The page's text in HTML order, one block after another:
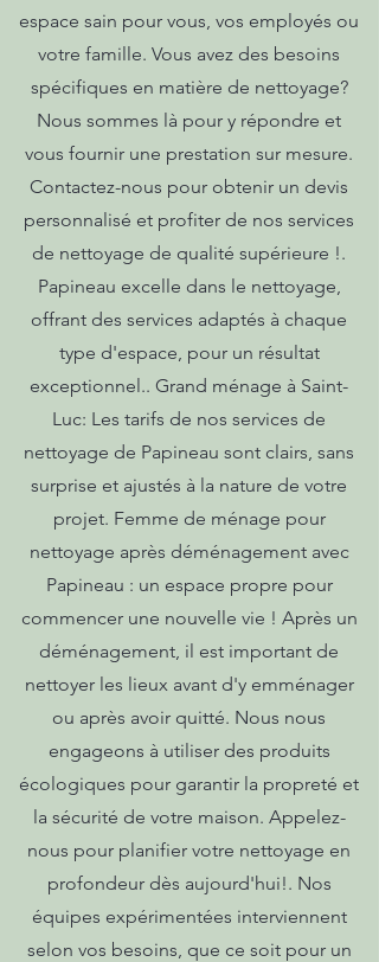
espace sain pour vous, vos employés ou
votre famille. Vous avez des besoins
spécifiques en matière de nettoyage?
Nous sommes là pour y répondre et
vous fournir une prestation sur mesure.
Contactez-nous pour obtenir un devis
personnalisé et profiter de nos services
de nettoyage de qualité supérieure !.
Papineau excelle dans le nettoyage,
offrant des services adaptés à chaque
type d'espace, pour un résultat
exceptionnel.. Grand ménage à Saint-
Luc: Les tarifs de nos services de
nettoyage de Papineau sont clairs, sans
surprise et ajustés à la nature de votre
projet. Femme de ménage pour
nettoyage après déménagement avec
Papineau : un espace propre pour
commencer une nouvelle vie ! Après un
déménagement, il est important de
nettoyer les lieux avant d'y emménager
ou après avoir quitté. Nous nous
engageons à utiliser des produits
écologiques pour garantir la propreté et
la sécurité de votre maison. Appelez-
nous pour planifier votre nettoyage en
profondeur dès aujourd'hui!. Nos
équipes expérimentées interviennent
selon vos besoins, que ce soit pour un